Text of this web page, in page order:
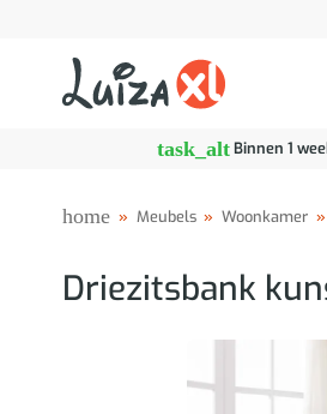
task_altBinnen 1
home » Meubels » Woonkamer »
Driezitsbank